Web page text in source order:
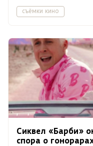
съёмки кино
Сиквел «Барби»
спора о